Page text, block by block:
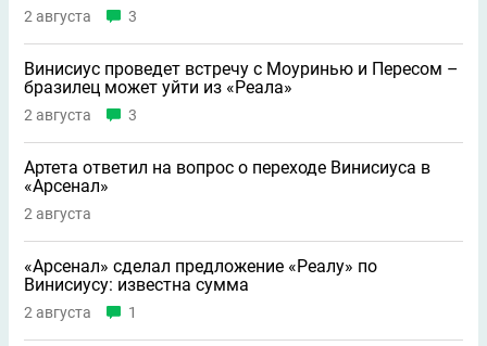
2 августа 3
Винисиус проведет встречу с Моуринью и Пересом –
бразилец может уйти из «Реала»
2 августа 3
Артета ответил на вопрос о переходе Винисиуса в
«Арсенал»
2 августа
«Арсенал» сделал предложение «Реалу» по
Винисиусу: известна сумма
2 августа 1